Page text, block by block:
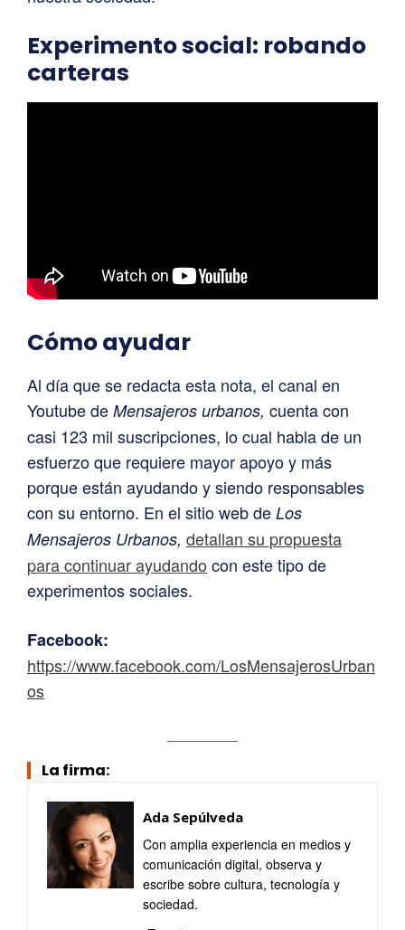
Experimento social: robando
carteras
Cómo ayudar
Al día que se redacta esta nota, el canal en
Youtube de Mensajeros urbanos, cuenta con
casi 123 mil suscripciones, lo cual habla de un
esfuerzo que requiere mayor apoyo y más
porque están ayudando y siendo responsables
con su entorno. En el sitio web de Los
Mensajeros Urbanos, detallan su propuesta
para continuar ayudando con este tipo de
experimentos sociales.
Facebook:
https://www.facebook.com/LosMensajerosUrban
os
La firma:
Ada Sepúlveda
Con amplia experiencia en medios y
comunicación digital, observa y
escribe sobre cultura, tecnología y
sociedad.